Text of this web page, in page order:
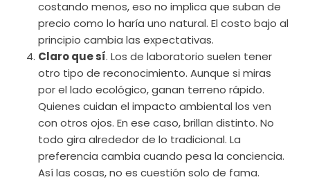
costando menos, eso no implica que suban de
precio como lo haría uno natural. El costo bajo al
principio cambia las expectativas.
Claro que sí. Los de laboratorio suelen tener
otro tipo de reconocimiento. Aunque si miras
por el lado ecológico, ganan terreno rápido.
Quienes cuidan el impacto ambiental los ven
con otros ojos. En ese caso, brillan distinto. No
todo gira alrededor de lo tradicional. La
preferencia cambia cuando pesa la conciencia.
Así las cosas, no es cuestión solo de fama.